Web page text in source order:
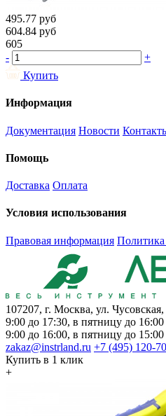
495.77 руб
604.84 руб
605
-
+
Купить
Информация
Документация Новости
Помощь
Доставка Оплата
Условия использования
Правовая информация Политика
107207, г. Москва, ул.
9:00 до 17:30, в пятницу до 16:00
9:00 до 16:00, в пятницу до 15:00
zakaz@instrland.ru +7 (495) 120-
Купить в 1 клик
+